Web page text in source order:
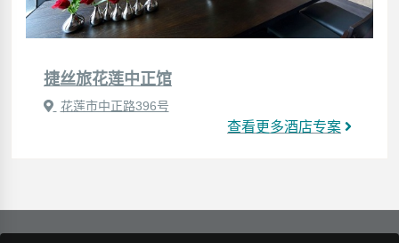
捷丝旅花莲中正馆
花莲市中正路396号
查看更多酒店专案